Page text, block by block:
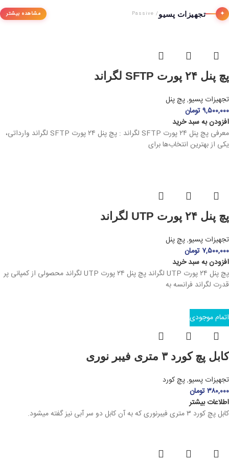
✦ تجهیزات پسیو/ Passive مشاهده بیشتر
پچ پنل ۲۴ پورت SFTP لگراند
تجهیزات پسیو,پچ پنل
۹,۵۰۰,۰۰۰تومان
افزودن به سبد خرید
معرفی پچ پنل ۲۴ پورت SFTP لگراند : پچ پنل ۲۴ پورت SFTP لگراند وارداتی،
یکی از بهترین انتخاب‌ها برای
پچ پنل ۲۴ پورت UTP لگراند
تجهیزات پسیو,پچ پنل
۷,۵۰۰,۰۰۰ تومان
افزودن به سبد خرید
پچ پنل ۲۴ پورت UTP لگراند پچ پنل ۲۴ پورت UTP لگراند محصولی از کمپانی پر
قدرت لگراند فرانسه به
اتمام موجودی
کابل پچ کورد ۳ متری فیبر نوری
تجهیزات پسیو,پچ کورد
۳۸۰,۰۰۰تومان
اطلاعات بیشتر
کابل پچ کورد ۳ متری فیبرنوری که به آن کابل دو سر آبی نیز گفته میشود.